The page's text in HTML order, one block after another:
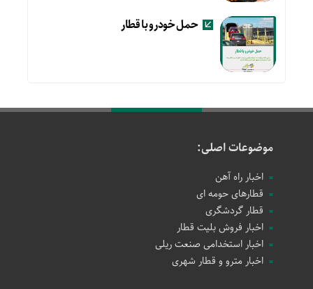
حمل خودرو با قطار
موضوعات اصلی:
اخبار راه آهن
قطارهای حومه ای
قطار گردشگری
اخبار فروش بلیت قطار
اخبار استخدامی صنعت ریلی
اخبار مترو و قطار شهری